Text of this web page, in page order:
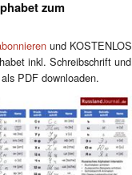
zum
und KOSTENLOS
inkl. Schreibschrift und
PDF downloaden.